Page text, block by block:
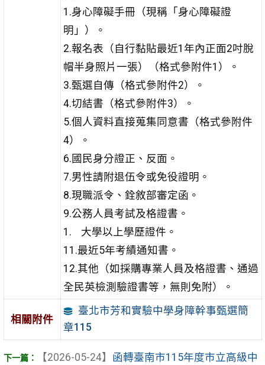
1.身心障礙手冊（現稱「身心障礙證
明」）。
2.報名表（自行黏貼最近1年內正面2吋脫
帽半身照片一張）（格式參附件1）。
3.甄選自傳（格式參附件2）。
4.切結書（格式參附件3）。
5.個人資料直接蒐集同意書（格式參附件
4）。
6.國民身分證正、反面。
7.男性請附退伍令或免役證明。
8.現職派令、銓敘部審定函。
9.公務人員考試及格證書。
大學以上學歷證件。
11.最近5年考績通知書。
12.其他（如採購專業人員及格證書、通過
全民英檢測驗證書等，無則免附）。
相關附件
臺北市芳和實驗中學身障幹事甄選簡
章115
【2026-05-24】 函轉臺南市115年度市立高級中